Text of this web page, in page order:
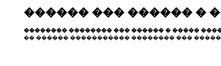
������ ��� ������ �
�������� �������� ��� ������ � �����
�� ������ ����������� �������� ���